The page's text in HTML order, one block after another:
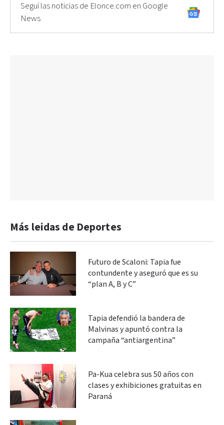
Seguí las noticias de Elonce.com en Google
News
Más leidas de Deportes
Futuro de Scaloni: Tapia fue
contundente y aseguró que es su
“plan A, B y C”
Tapia defendió la bandera de
Malvinas y apuntó contra la
campaña “antiargentina”
Pa-Kua celebra sus 50 años con
clases y exhibiciones gratuitas en
Paraná